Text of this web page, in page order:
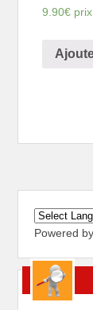
9.90€
Powered